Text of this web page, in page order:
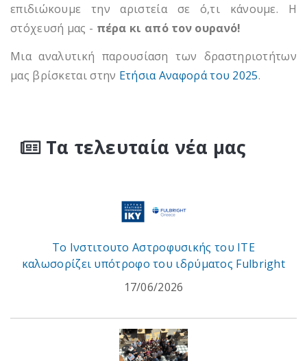
επιδιώκουμε την αριστεία σε ό,τι κάνουμε. Η
στόχευσή μας - πέρα κι από τον ουρανό!
Μια αναλυτική παρουσίαση των δραστηριοτήτων
μας βρίσκεται στην Ετήσια Αναφορά του 2025.
Τα τελευταία νέα μας
To Ινστιτουτο Αστροφυσικής του ITE
καλωσορίζει υπότροφο του ιδρύματος Fulbright
17/06/2026